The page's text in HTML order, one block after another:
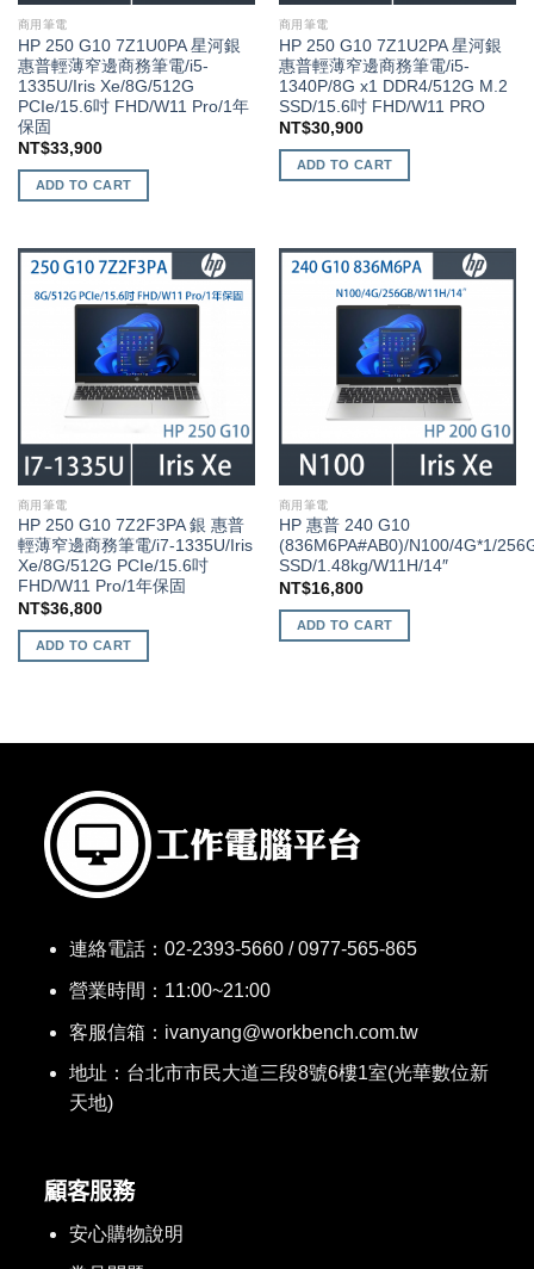
商用筆電
HP 250 G10 7Z1U0PA 星河銀
惠普輕薄窄邊商務筆電/i5-
1335U/Iris Xe/8G/512G
PCIe/15.6吋 FHD/W11 Pro/1年
保固
NT$33,900
ADD TO CART
商用筆電
HP 250 G10 7Z1U2PA 星河銀
惠普輕薄窄邊商務筆電/i5-
1340P/8G x1 DDR4/512G M.2
SSD/15.6吋 FHD/W11 PRO
NT$30,900
ADD TO CART
商用筆電
HP 250 G10 7Z2F3PA 銀 惠普
輕薄窄邊商務筆電/i7-1335U/Iris
Xe/8G/512G PCIe/15.6吋
FHD/W11 Pro/1年保固
NT$36,800
ADD TO CART
商用筆電
HP 惠普 240 G10
(836M6PA#AB0)/N100/4G*1/
SSD/1.48kg/W11H/14″
NT$16,800
ADD TO CART
連絡電話：02-2393-5660 / 0977-565-865
營業時間：11:00~21:00
客服信箱：ivanyang@workbench.com.tw
地址：台北市市民大道三段8號6樓1室(光華數位新
天地)
顧客服務
安心購物說明